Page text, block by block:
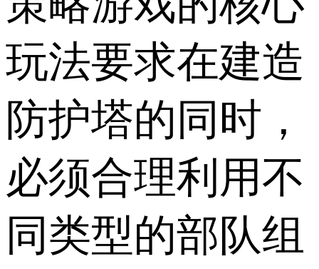
玩法要求在建造
防护塔的同时，
必须合理利用不
同类型的部队组